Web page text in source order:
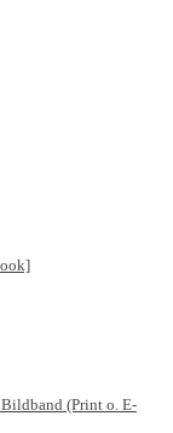
(Print o. E-